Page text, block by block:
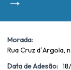
Morada:
Rua Cruz d´Argola,
Data de Adesão: